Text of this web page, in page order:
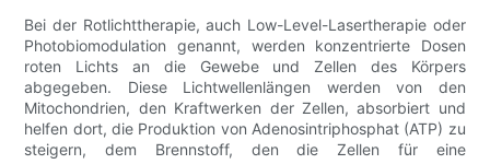
Bei der Rotlichttherapie, auch Low-Level-Lasertherapie oder
Photobiomodulation genannt, werden konzentrierte Dosen
roten Lichts an die Gewebe und Zellen des Körpers
abgegeben. Diese Lichtwellenlängen werden von den
Mitochondrien, den Kraftwerken der Zellen, absorbiert und
helfen dort, die Produktion von Adenosintriphosphat (ATP) zu
steigern, dem Brennstoff, den die Zellen für eine